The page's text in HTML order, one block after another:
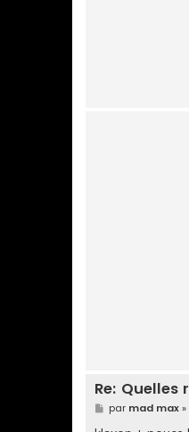
Re:
M
e
par mad max»